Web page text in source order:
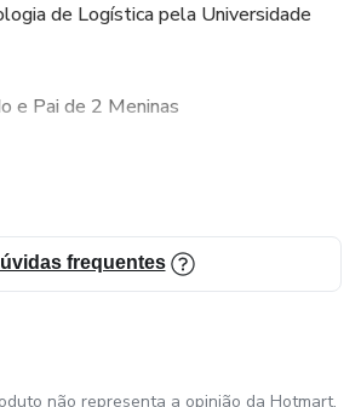
de Logística pela Universidade
e Pai de 2 Meninas
*.*
e Categorizados "
frequentes
não representa a opinião da Hotmart.